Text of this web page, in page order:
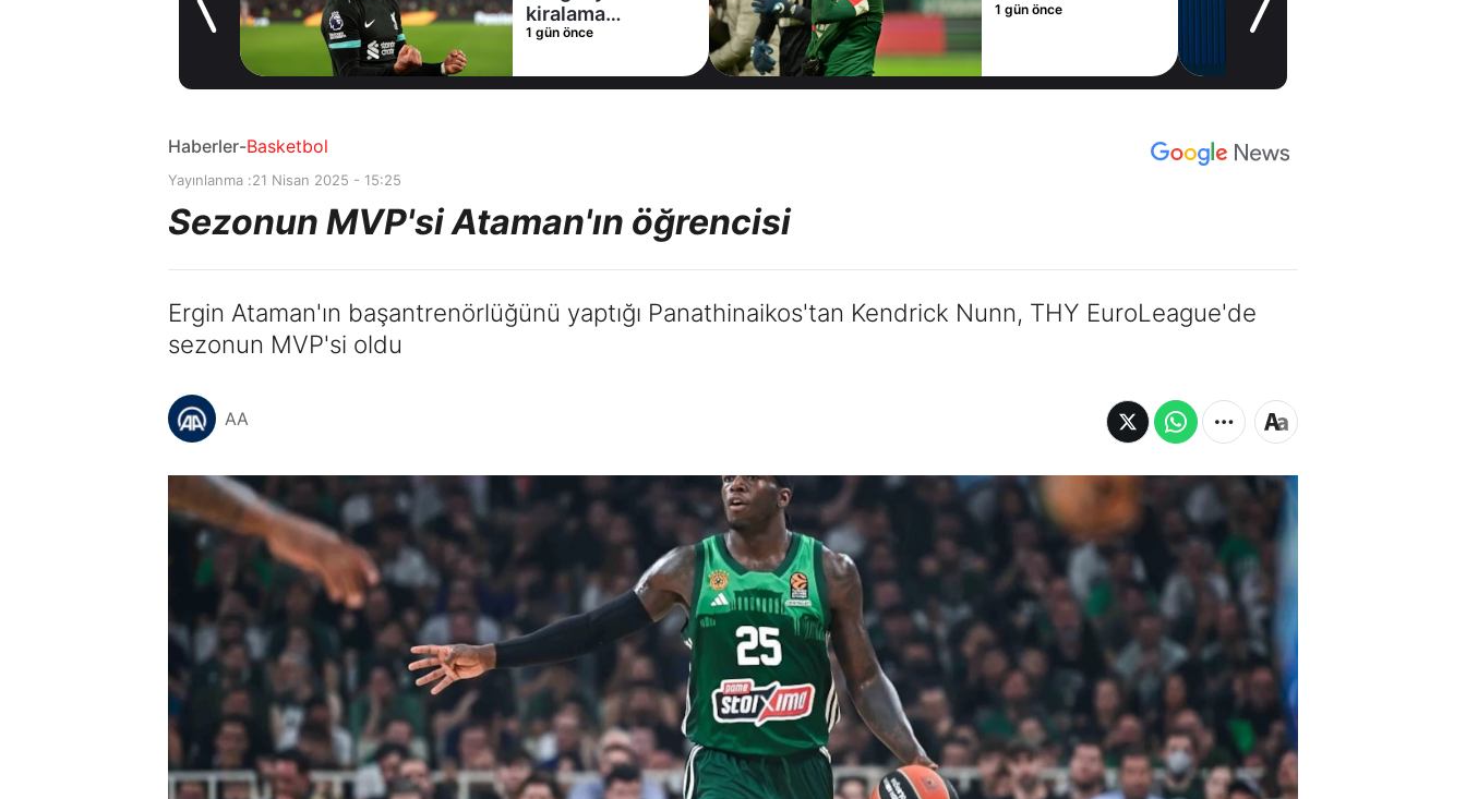
kiralama
konusunda Al
Hilal ile anlaştı!
Adım adım Nunez
1 gün önce
Haberler-Basketbol
Yayınlanma :21 Nisan 2025 - 15:25
Sezonun MVP'si Ataman'ın öğrencisi
Ergin Ataman'ın başantrenörlüğünü yaptığı Panathinaikos'tan Kendrick Nunn, THY EuroLeague'de
sezonun MVP'si oldu
AA